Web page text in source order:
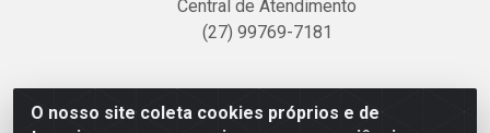
O nosso site coleta cookies próprios e de
Central de Atendimento
(27) 99769-7181
Linhavix Distribuidora LTDA - Avenida Alegre, 2521 -